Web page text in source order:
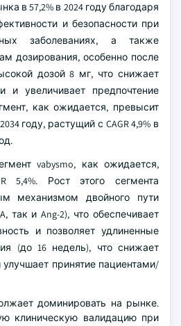
в 57,2% в 2024 году благодаря
и безопасности при
заболеваниях, а также
дозирования, особенно после
дозой 8 мг, что снижает
и увеличивает предпочтение
как ожидается, превысит
году, растущий с CAGR 4,9% в
vabysmo, как ожидается,
5,4%. Рост этого сегмента
механизмом двойного пути
так и Ang-2), что обеспечивает
и позволяет удлиненные
(до 16 недель), что снижает
улучшает принятие пациентами/
доминировать на рынке.
клиническую валидацию при